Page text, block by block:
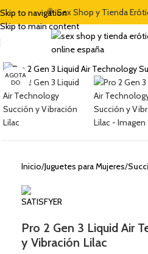
Skip to navigation
Skip to main content
🍭 Sex Shop y Tienda
AGOTA
DO
Clic para ampliar
Inicio Juguetes para Mujeres
Pro 2 Gen 3 Liquid Air
y Vibración Lilac
DE BIENVENIDA DEL 5% CON EL CÓDIGO